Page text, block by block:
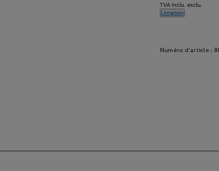
TVA inclu. exclu.
Livraison
Numéro d'article :